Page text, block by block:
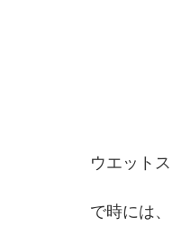
ウエット
で時には、